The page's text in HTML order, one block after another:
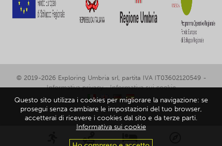
© 2019-2026 Exploring Umbria srl, partita IVA IT03602120549 -
Informativa privacy-Informativa sui cookie
Questo sito utilizza i cookies per migliorare la navigazione: se
prosegui senza cambiare le impostazioni del tuo browser,
accetterai di ricevere i cookies dal sito e da terze parti.
Informativa sui cookie